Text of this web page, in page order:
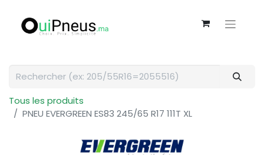
Tous les produits
PNEU EVERGREEN ES83 245/65 R17 111T XL